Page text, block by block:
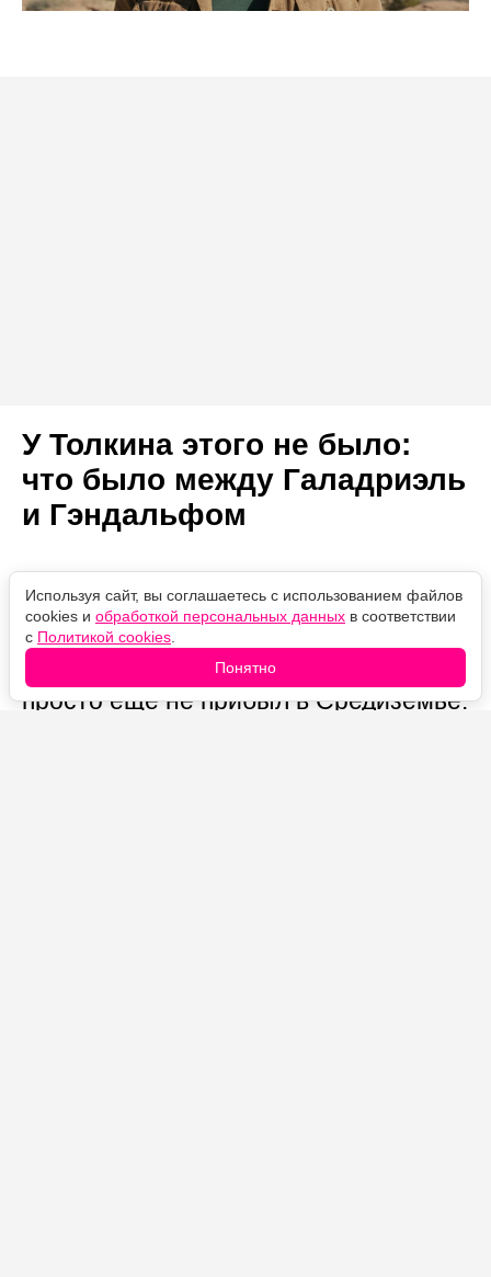
У Толкина этого не было:
что было между Галадриэль
и Гэндальфом
08.08.2026
13:28
редакцией
Марина Колесниченко
У Толкина между ними не было
ничего до Третьей эпохи — Гэндальф
просто ещё не прибыл в Средиземье.
Используя сайт, вы соглашаетесь с использованием файлов
cookies и обработкой персональных данных в соответствии
с Политикой cookies
Понятно